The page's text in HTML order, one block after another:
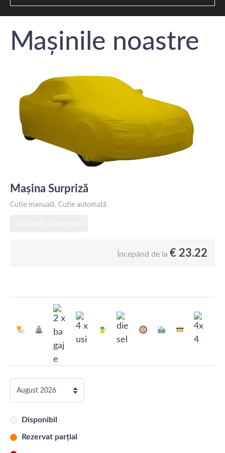
Mașinile noastre
Mașina Surpriză
Cutie manuală, Cutie automată
Începând de la € 23.22
Disponibil
Rezervat parțial